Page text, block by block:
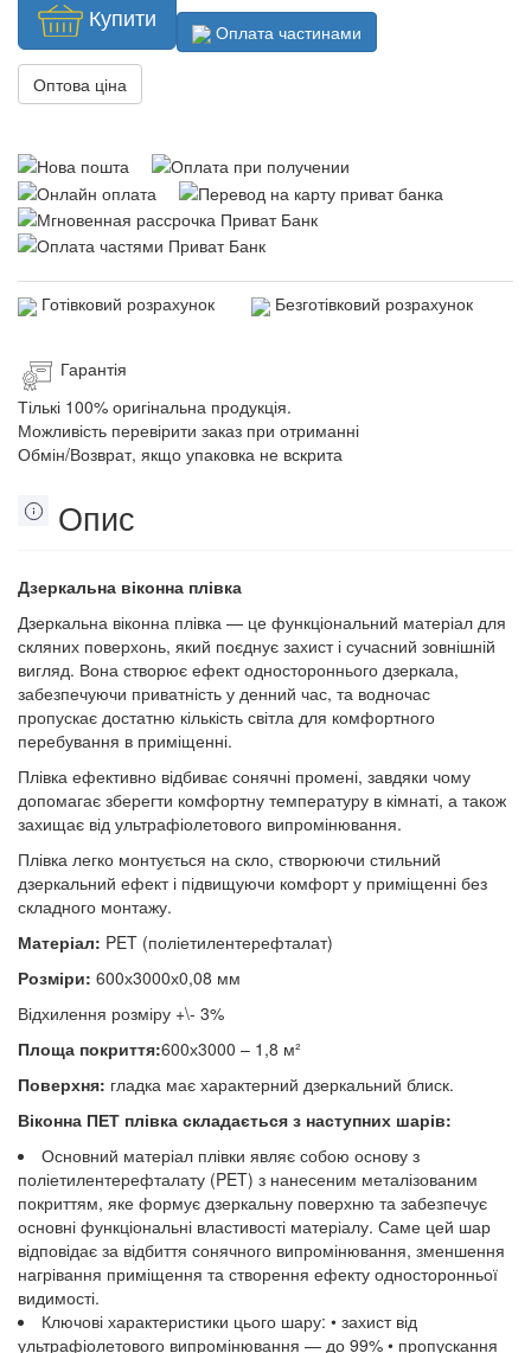
Купити Оплата частинами
Оптова ціна
Готівковий розрахунок Безготівковий розрахунок
Гарантія
Тількі 100% оригінальна продукція.
Можливість перевірити заказ при отриманні
Обмін/Возврат, якщо упаковка не вскрита
Опис
Дзеркальна віконна плівка
Дзеркальна віконна плівка — це функціональний матеріал для
скляних поверхонь, який поєднує захист і сучасний зовнішній
вигляд. Вона створює ефект одностороннього дзеркала,
забезпечуючи приватність у денний час, та водночас
пропускає достатню кількість світла для комфортного
перебування в приміщенні.
Плівка ефективно відбиває сонячні промені, завдяки чому
допомагає зберегти комфортну температуру в кімнаті, а також
захищає від ультрафіолетового випромінювання.
Плівка легко монтується на скло, створюючи стильний
дзеркальний ефект і підвищуючи комфорт у приміщенні без
складного монтажу.
Матеріал: PET (поліетилентерефталат)
Розміри: 600х3000х0,08 мм
Відхилення розміру +\- 3%
Площа покриття:600х3000 – 1,8 м²
Поверхня: гладка має характерний дзеркальний блиск.
Віконна ПЕТ плівка складається з наступних шарів:
Основний матеріал плівки являє собою основу з
поліетилентерефталату (PET) з нанесеним металізованим
покриттям, яке формує дзеркальну поверхню та забезпечує
основні функціональні властивості матеріалу. Саме цей шар
відповідає за відбиття сонячного випромінювання, зменшення
нагрівання приміщення та створення ефекту односторонньої
видимості.
Ключові характеристики цього шару: • захист від
ультрафіолетового випромінювання — до 99% • пропускання